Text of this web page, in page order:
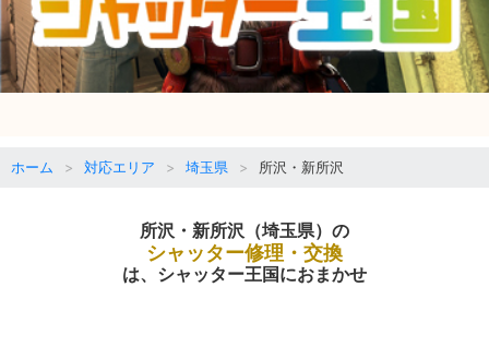
ホーム 対応エリア 埼玉県 所沢・新所沢
所沢・新所沢（埼玉県）の
シャッター修理・交換
は、シャッター王国におまかせ